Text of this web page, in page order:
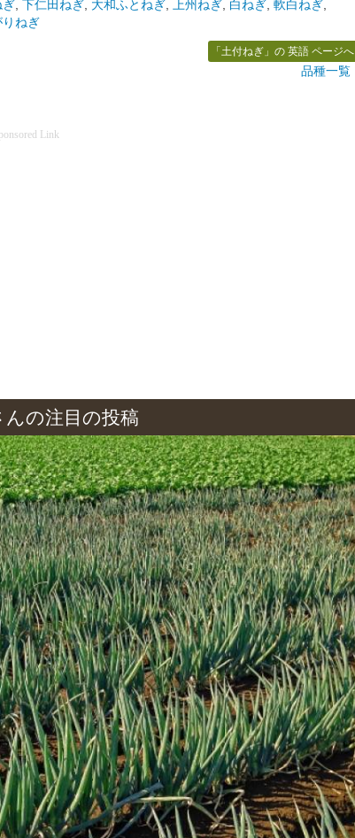
ぎ 下仁田ねぎ 大和ふとねぎ 上州ねぎ 白ねぎ 軟白ねぎ
りねぎ
「土付ねぎ」の 英語 ページへ
品種一覧
Link
んの注目の投稿